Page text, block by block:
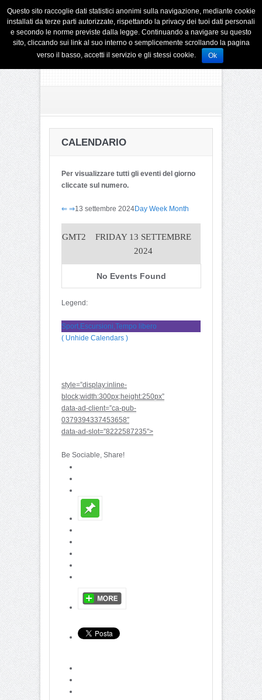
CALENDARIO
Per visualizzare tutti gli eventi del giorno
cliccate sul numero.
⇐ ⇒13 settembre 2024Day Week Month
GMT2
FRIDAY 13 SETTEMBRE
2024
No Events Found
Legend:
Sport,Escursioni,Tempo libero
( Unhide Calendars )
style=”display:inline-
block;width:300px;height:250px”
data-ad-client=”ca-pub-
0379394337453658″
data-ad-slot=”8222587235″>
Be Sociable, Share!
Questo sito raccoglie dati statistici anonimi sulla navigazione, mediante cookie
installati da terze parti autorizzate, rispettando la privacy dei tuoi dati personali
e secondo le norme previste dalla legge. Continuando a navigare su questo
sito, cliccando sui link al suo interno o semplicemente scrollando la pagina
verso il basso, accetti il servizio e gli stessi cookie.
Ok